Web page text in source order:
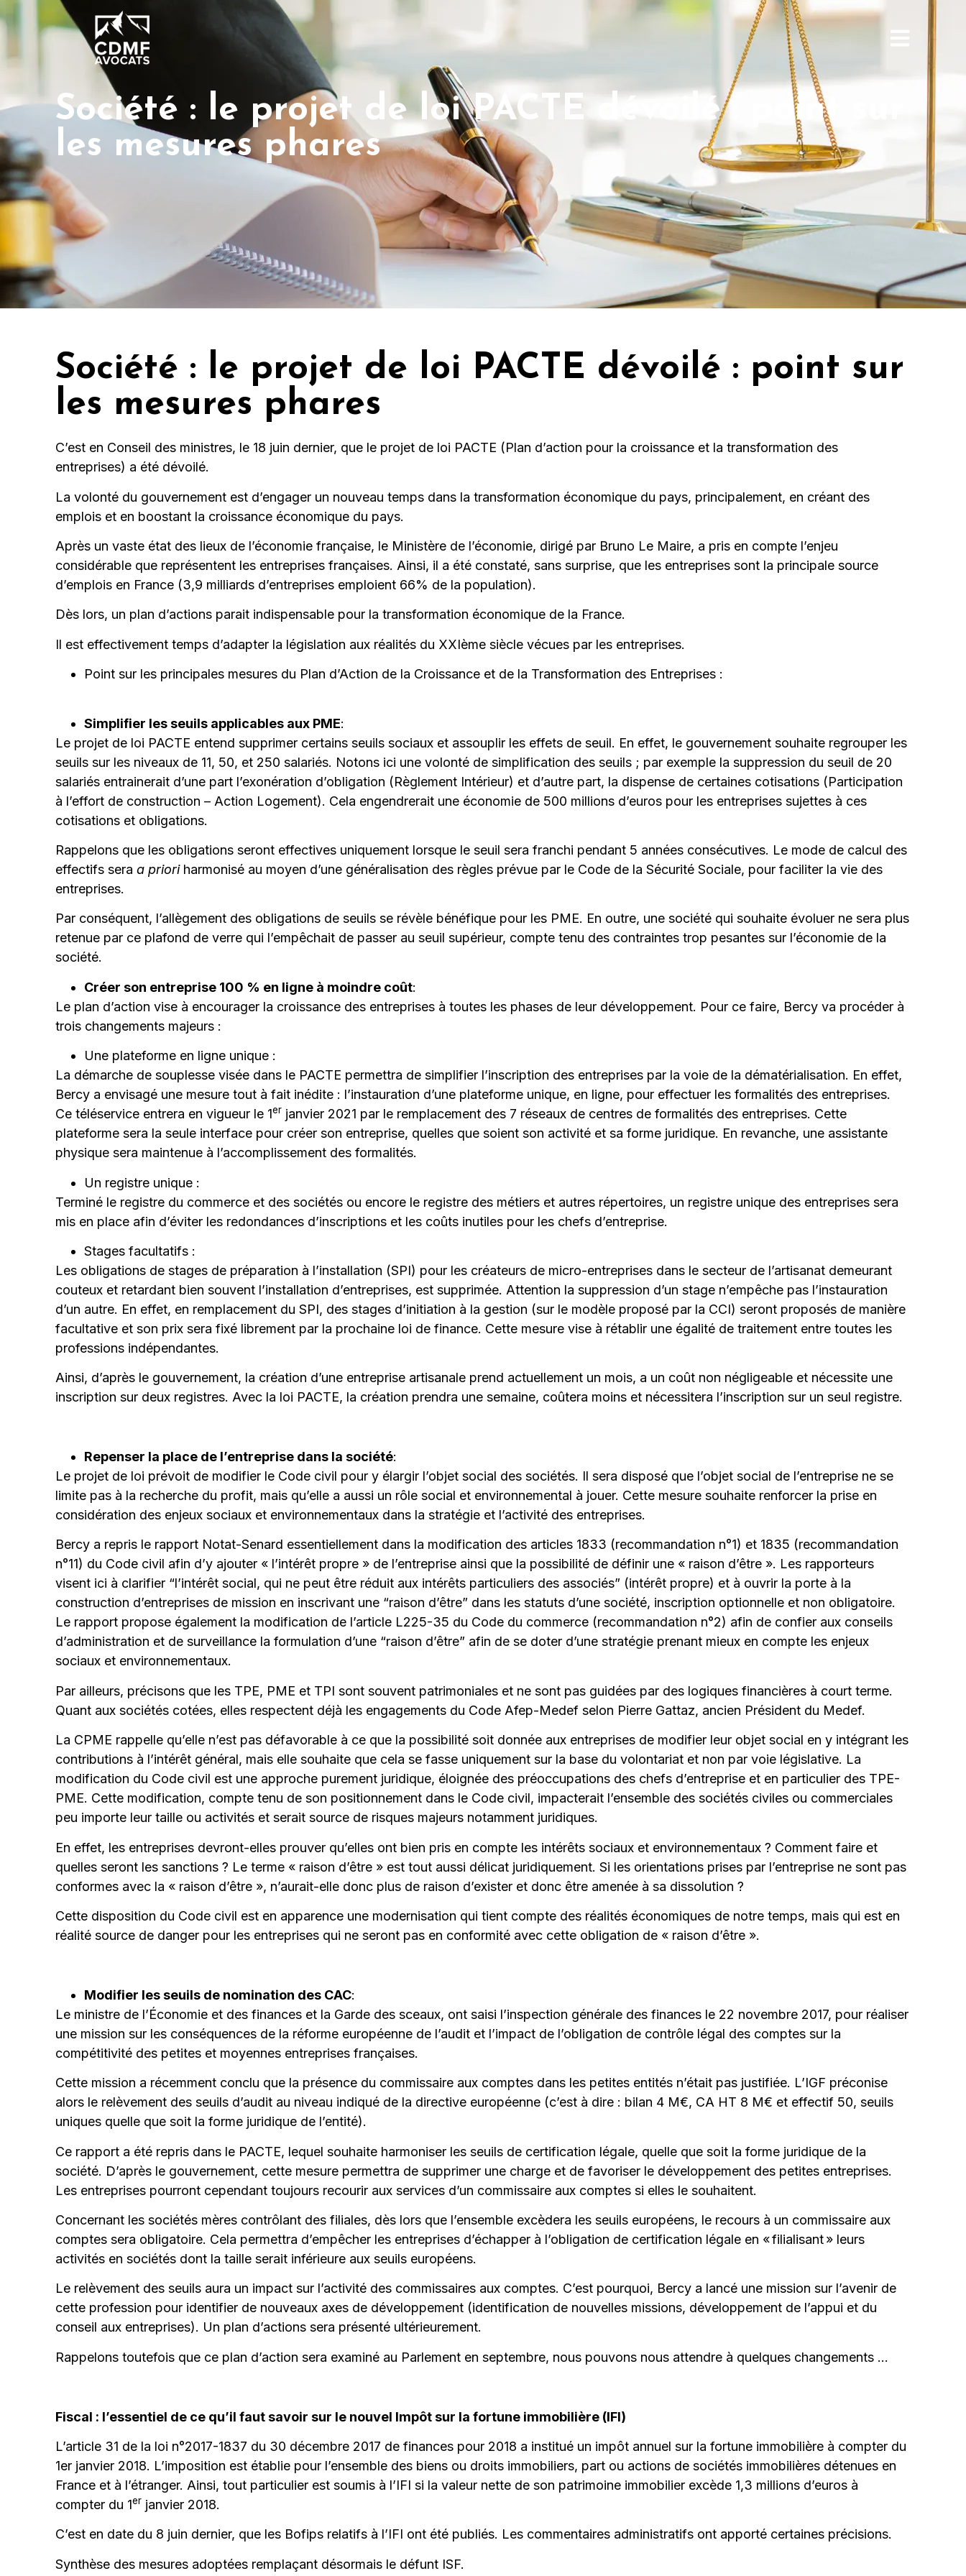
Société : le projet de loi PACTE dévoilé : point sur
les mesures phares
Société : le projet de loi PACTE dévoilé : point sur
les mesures phares
C’est en Conseil des ministres, le 18 juin dernier, que le projet de loi PACTE (Plan d’action pour la croissance et la transformation des
entreprises) a été dévoilé.
La volonté du gouvernement est d’engager un nouveau temps dans la transformation économique du pays, principalement, en créant des
emplois et en boostant la croissance économique du pays.
Après un vaste état des lieux de l’économie française, le Ministère de l’économie, dirigé par Bruno Le Maire, a pris en compte l’enjeu
considérable que représentent les entreprises françaises. Ainsi, il a été constaté, sans surprise, que les entreprises sont la principale source
d’emplois en France (3,9 milliards d’entreprises emploient 66% de la population).
Dès lors, un plan d’actions parait indispensable pour la transformation économique de la France.
Il est effectivement temps d’adapter la législation aux réalités du XXIème siècle vécues par les entreprises.
Point sur les principales mesures du Plan d’Action de la Croissance et de la Transformation des Entreprises :
Simplifier les seuils applicables aux PME:
Le projet de loi PACTE entend supprimer certains seuils sociaux et assouplir les effets de seuil. En effet, le gouvernement souhaite regrouper les
seuils sur les niveaux de 11, 50, et 250 salariés. Notons ici une volonté de simplification des seuils ; par exemple la suppression du seuil de 20
salariés entrainerait d’une part l’exonération d’obligation (Règlement Intérieur) et d’autre part, la dispense de certaines cotisations (Participation
à l’effort de construction – Action Logement). Cela engendrerait une économie de 500 millions d’euros pour les entreprises sujettes à ces
cotisations et obligations.
Rappelons que les obligations seront effectives uniquement lorsque le seuil sera franchi pendant 5 années consécutives. Le mode de calcul des
effectifs seraa prioriharmonisé au moyen d’une généralisation des règles prévue par le Code de la Sécurité Sociale, pour faciliter la vie des
entreprises.
Par conséquent, l’allègement des obligations de seuils se révèle bénéfique pour les PME. En outre, une société qui souhaite évoluer ne sera plus
retenue par ce plafond de verre qui l’empêchait de passer au seuil supérieur, compte tenu des contraintes trop pesantes sur l’économie de la
société.
Créer son entreprise 100 % en ligne à moindre coût:
Le plan d’action vise à encourager la croissance des entreprises à toutes les phases de leur développement. Pour ce faire, Bercy va procéder à
trois changements majeurs :
Une plateforme en ligne unique :
La démarche de souplesse visée dans le PACTE permettra de simplifier l’inscription des entreprises par la voie de la dématérialisation. En effet,
Bercy a envisagé une mesure tout à fait inédite : l’instauration d’une plateforme unique, en ligne, pour effectuer les formalités des entreprises.
Ce téléservice entrera en vigueur le 1er janvier 2021 par le remplacement des 7 réseaux de centres de formalités des entreprises. Cette
plateforme sera la seule interface pour créer son entreprise, quelles que soient son activité et sa forme juridique. En revanche, une assistante
physique sera maintenue à l’accomplissement des formalités.
Un registre unique :
Terminé le registre du commerce et des sociétés ou encore le registre des métiers et autres répertoires, un registre unique des entreprises sera
mis en place afin d’éviter les redondances d’inscriptions et les coûts inutiles pour les chefs d’entreprise.
Stages facultatifs :
Les obligations de stages de préparation à l’installation (SPI) pour les créateurs de micro-entreprises dans le secteur de l’artisanat demeurant
couteux et retardant bien souvent l’installation d’entreprises, est supprimée. Attention la suppression d’un stage n’empêche pas l’instauration
d’un autre. En effet, en remplacement du SPI, des stages d’initiation à la gestion (sur le modèle proposé par la CCI) seront proposés de manière
facultative et son prix sera fixé librement par la prochaine loi de finance. Cette mesure vise à rétablir une égalité de traitement entre toutes les
professions indépendantes.
Ainsi, d’après le gouvernement, la création d’une entreprise artisanale prend actuellement un mois, a un coût non négligeable et nécessite une
inscription sur deux registres. Avec la loi PACTE, la création prendra une semaine, coûtera moins et nécessitera l’inscription sur un seul registre.
Repenser la place de l’entreprise dans la société:
Le projet de loi prévoit de modifier le Code civil pour y élargir l’objet social des sociétés. Il sera disposé que l’objet social de l’entreprise ne se
limite pas à la recherche du profit, mais qu’elle a aussi un rôle social et environnemental à jouer. Cette mesure souhaite renforcer la prise en
considération des enjeux sociaux et environnementaux dans la stratégie et l’activité des entreprises.
Bercy a repris le rapport Notat-Senard essentiellement dans la modification des articles 1833 (recommandation n°1) et 1835 (recommandation
n°11) du Code civil afin d’y ajouter « l’intérêt propre » de l’entreprise ainsi que la possibilité de définir une « raison d’être ». Les rapporteurs
visent ici à clarifier “l’intérêt social, qui ne peut être réduit aux intérêts particuliers des associés” (intérêt propre) et à ouvrir la porte à la
construction d’entreprises de mission en inscrivant une “raison d’être” dans les statuts d’une société, inscription optionnelle et non obligatoire.
Le rapport propose également la modification de l’article L225-35 du Code du commerce (recommandation n°2) afin de confier aux conseils
d’administration et de surveillance la formulation d’une “raison d’être” afin de se doter d’une stratégie prenant mieux en compte les enjeux
sociaux et environnementaux.
Par ailleurs, précisons que les TPE, PME et TPI sont souvent patrimoniales et ne sont pas guidées par des logiques financières à court terme.
Quant aux sociétés cotées, elles respectent déjà les engagements du Code Afep-Medef selon Pierre Gattaz, ancien Président du Medef.
La CPME rappelle qu’elle n’est pas défavorable à ce que la possibilité soit donnée aux entreprises de modifier leur objet social en y intégrant les
contributions à l’intérêt général, mais elle souhaite que cela se fasse uniquement sur la base du volontariat et non par voie législative. La
modification du Code civil est une approche purement juridique, éloignée des préoccupations des chefs d’entreprise et en particulier des TPE-
PME. Cette modification, compte tenu de son positionnement dans le Code civil, impacterait l’ensemble des sociétés civiles ou commerciales
peu importe leur taille ou activités et serait source de risques majeurs notamment juridiques.
En effet, les entreprises devront-elles prouver qu’elles ont bien pris en compte les intérêts sociaux et environnementaux ? Comment faire et
quelles seront les sanctions ? Le terme « raison d’être » est tout aussi délicat juridiquement. Si les orientations prises par l’entreprise ne sont pas
conformes avec la « raison d’être », n’aurait-elle donc plus de raison d’exister et donc être amenée à sa dissolution ?
Cette disposition du Code civil est en apparence une modernisation qui tient compte des réalités économiques de notre temps, mais qui est en
réalité source de danger pour les entreprises qui ne seront pas en conformité avec cette obligation de « raison d’être ».
Modifier les seuils de nomination des CAC:
Le ministre de l’Économie et des finances et la Garde des sceaux, ont saisi l’inspection générale des finances le 22 novembre 2017, pour réaliser
une mission sur les conséquences de la réforme européenne de l’audit et l’impact de l’obligation de contrôle légal des comptes sur la
compétitivité des petites et moyennes entreprises françaises.
Cette mission a récemment conclu que la présence du commissaire aux comptes dans les petites entités n’était pas justifiée. L’IGF préconise
alors le relèvement des seuils d’audit au niveau indiqué de la directive européenne (c’est à dire : bilan 4 M€, CA HT 8 M€ et effectif 50, seuils
uniques quelle que soit la forme juridique de l’entité).
Ce rapport a été repris dans le PACTE, lequel souhaite harmoniser les seuils de certification légale, quelle que soit la forme juridique de la
société. D’après le gouvernement, cette mesure permettra de supprimer une charge et de favoriser le développement des petites entreprises.
Les entreprises pourront cependant toujours recourir aux services d’un commissaire aux comptes si elles le souhaitent.
Concernant les sociétés mères contrôlant des filiales, dès lors que l’ensemble excèdera les seuils européens, le recours à un commissaire aux
comptes sera obligatoire. Cela permettra d’empêcher les entreprises d’échapper à l’obligation de certification légale en « filialisant » leurs
activités en sociétés dont la taille serait inférieure aux seuils européens.
Le relèvement des seuils aura un impact sur l’activité des commissaires aux comptes. C’est pourquoi, Bercy a lancé une mission sur l’avenir de
cette profession pour identifier de nouveaux axes de développement (identification de nouvelles missions, développement de l’appui et du
conseil aux entreprises). Un plan d’actions sera présenté ultérieurement.
Rappelons toutefois que ce plan d’action sera examiné au Parlement en septembre, nous pouvons nous attendre à quelques changements …
Fiscal : l’essentiel de ce qu’il faut savoir sur le nouvel Impôt sur la fortune immobilière (IFI)
L’article 31 de la loi n°2017-1837 du 30 décembre 2017 de finances pour 2018 a institué un impôt annuel sur la fortune immobilière à compter du
1er janvier 2018. L’imposition est établie pour l’ensemble des biens ou droits immobiliers, part ou actions de sociétés immobilières détenues en
France et à l’étranger. Ainsi, tout particulier est soumis à l’IFI si la valeur nette de son patrimoine immobilier excède 1,3 millions d’euros à
compter du 1er janvier 2018.
C’est en date du 8 juin dernier, que les Bofips relatifs à l’IFI ont été publiés. Les commentaires administratifs ont apporté certaines précisions.
Synthèse des mesures adoptées remplaçant désormais le défunt ISF.